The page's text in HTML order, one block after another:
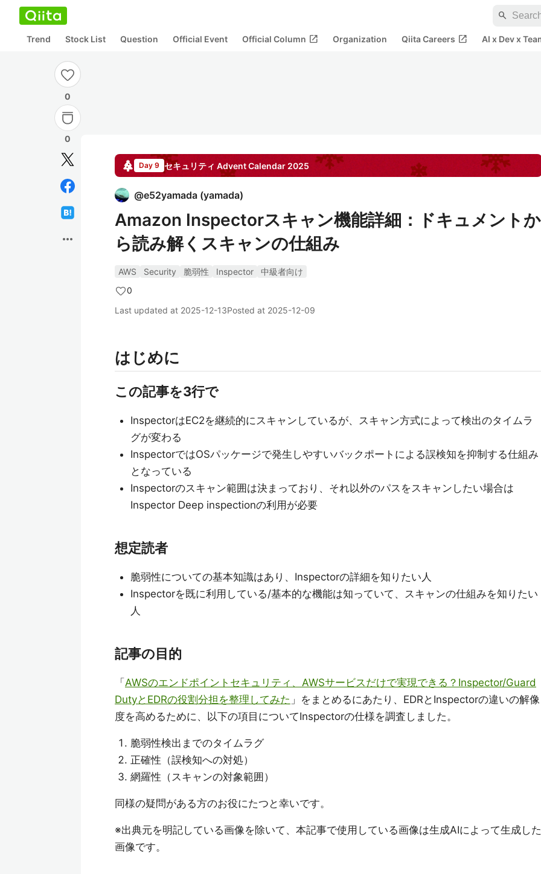
search
Trend Stock List Question Official Event Official Column open_in_new Organization Qiita Careers open_in_new AI x Dev x
0
0
more_horiz
Day 9 セキュリティ Advent Calendar 2025
@e52yamada (yamada)
Amazon Inspectorスキャン機能詳細：ドキュメントか
ら読み解くスキャンの仕組み
AWS Security 脆弱性 Inspector
中級者向け
0
Last updated at 2025-12-13Posted at 2025-12-09
はじめに
この記事を3行で
InspectorはEC2を継続的にスキャンしているが、スキャン方式によって検出のタイムラ
グが変わる
InspectorではOSパッケージで発生しやすいバックポートによる誤検知を抑制する仕組み
となっている
Inspectorのスキャン範囲は決まっており、それ以外のパスをスキャンしたい場合は
Inspector Deep inspectionの利用が必要
想定読者
脆弱性についての基本知識はあり、Inspectorの詳細を知りたい人
Inspectorを既に利用している/基本的な機能は知っていて、スキャンの仕組みを知りたい
人
記事の目的
「 AWSのエンドポイントセキュリティ、AWSサービスだけで実現できる？Inspector/Guard
DutyとEDRの役割分担を整理してみた 」をまとめるにあたり、EDRとInspectorの違いの解像
度を高めるために、以下の項目についてInspectorの仕様を調査しました。
脆弱性検出までのタイムラグ
正確性（誤検知への対処）
網羅性（スキャンの対象範囲）
同様の疑問がある方のお役にたつと幸いです。
※出典元を明記している画像を除いて、本記事で使用している画像は生成AIによって生成した
画像です。